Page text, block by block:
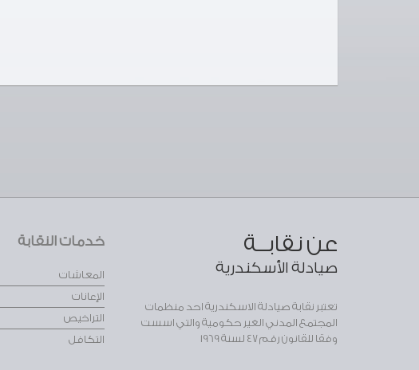
عن نقابــة
صيادلة الأسكندرية
تعتبر نقابة صيادلة الاسكندرية احد منظمات
المجتمع المدني الغير حكومية والتي اسست
وفقا للقانون رقم 47 لسنة 1969
خدمات النقابة
المعاشات
الإعانات
التراخيص
التكافل